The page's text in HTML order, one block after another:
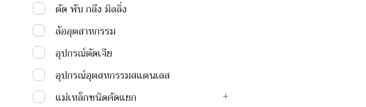
ตัด พับ กลึง มิลลิ่ง
ล้ออุตสาหกรรม
อุปกรณ์ตัดเจีย
อุปกรณ์อุตสหกรรมสแตนเลส
แม่เหล็กชนิดคัดแยก